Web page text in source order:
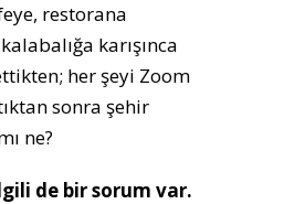
restorana
karışınca
her şeyi Zoom
sonra şehir
ne?
de bir sorum var.